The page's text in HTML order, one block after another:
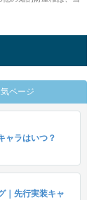
気ページ
ャラはいつ？
｜先行実装キャ